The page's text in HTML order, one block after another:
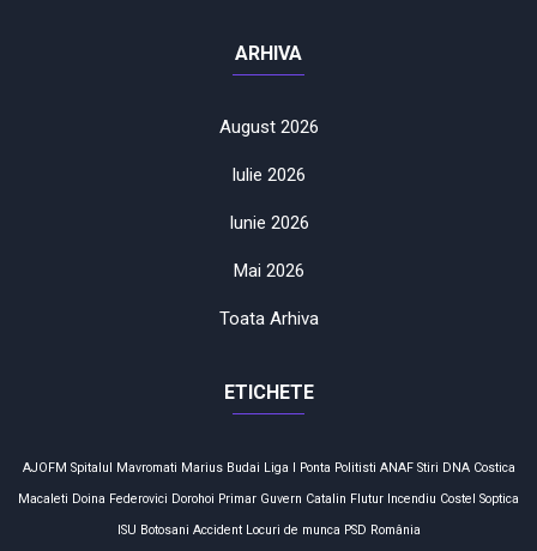
ARHIVA
August 2026
Iulie 2026
Iunie 2026
Mai 2026
Toata Arhiva
ETICHETE
AJOFM Spitalul Mavromati Marius Budai Liga I Ponta Politisti ANAF Stiri DNA Costica
Macaleti Doina Federovici Dorohoi Primar Guvern Catalin Flutur Incendiu Costel Soptica
ISU Botosani Accident Locuri de munca PSD România